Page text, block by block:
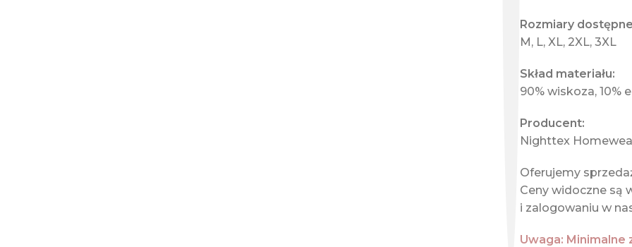
Rozmiary
M, L, XL, 2XL, 3XL
Skład materiału:
90% wiskoza, 10%
Producent:
Nighttex
Oferujemy
Ceny widoczne są
i zalogowaniu w
Uwaga: